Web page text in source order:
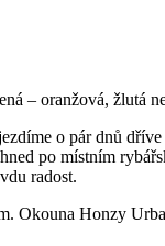
– oranžová, žlutá
o pár dnů
po místním
radost.
Okouna Honzy